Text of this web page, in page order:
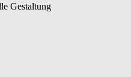
Gestaltung